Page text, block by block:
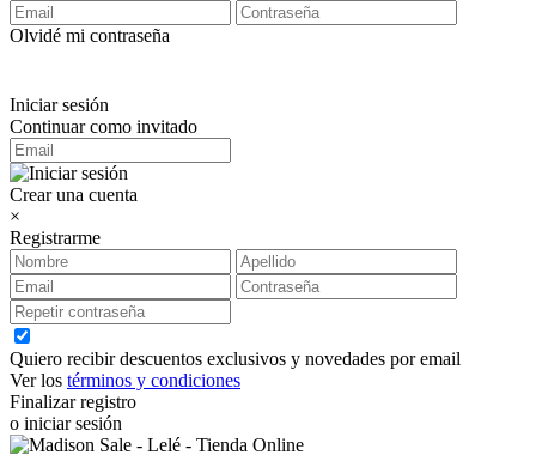
Olvidé mi contraseña
Iniciar sesión
Continuar como invitado
Crear una cuenta
×
Registrarme
Quiero recibir descuentos exclusivos y novedades por email
Ver los términos y condiciones
Finalizar registro
o iniciar sesión